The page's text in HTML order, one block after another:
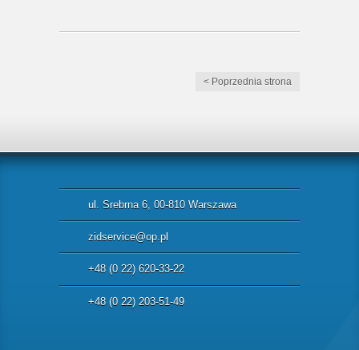
< Poprzednia strona
ul. Srebrna 6, 00-810 Warszawa
zidservice@op.pl
+48 (0 22) 620-33-22
+48 (0 22) 203-51-49